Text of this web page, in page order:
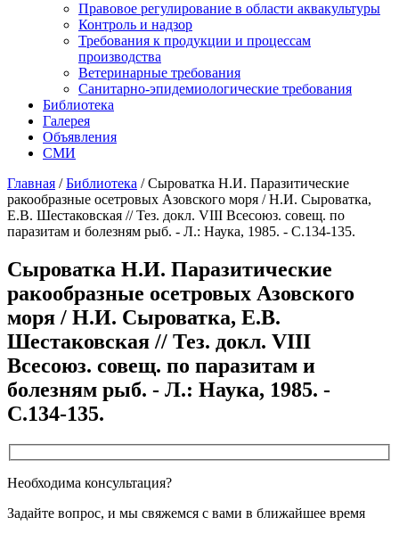
Правовое регулирование в области аквакультуры
Контроль и надзор
Требования к продукции и процессам
производства
Ветеринарные требования
Санитарно-эпидемиологические требования
Библиотека
Галерея
Объявления
СМИ
Главная /Библиотека /Сыроватка Н.И. Паразитические
ракообразные осетровых Азовского моря / Н.И. Сыроватка,
Е.В. Шестаковская // Тез. докл. VIII Всесоюз. совещ. по
паразитам и болезням рыб. - Л.: Наука, 1985. - С.134-135.
Сыроватка Н.И. Паразитические
ракообразные осетровых Азовского
моря / Н.И. Сыроватка, Е.В.
Шестаковская // Тез. докл. VIII
Всесоюз. совещ. по паразитам и
болезням рыб. - Л.: Наука, 1985. -
С.134-135.
Необходима консультация?
Задайте вопрос, и мы свяжемся с вами в ближайшее время